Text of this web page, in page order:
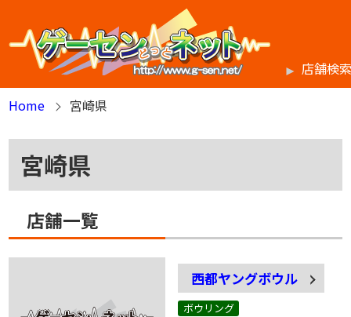
店舗検
Home
宮崎県
宮崎県
店舗一覧
西都ヤングボウル
ボウリング